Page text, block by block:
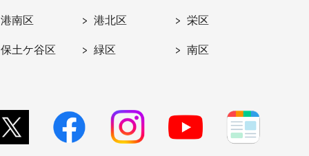
港南区 港北区 栄区
保土ケ谷区 緑区 南区